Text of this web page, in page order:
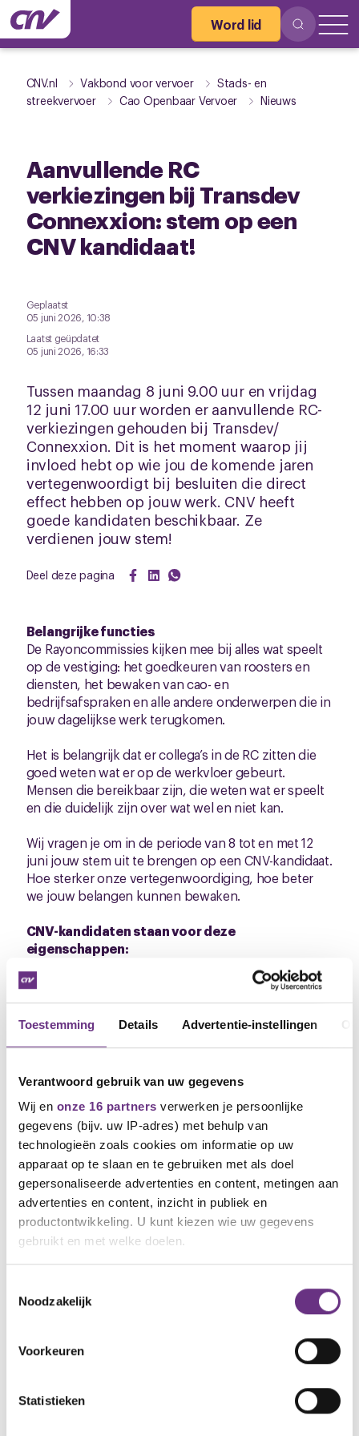
Toestemming Details Advertentie-instellingen
Verantwoord gebruik van uw gegevens
Wij en onze 16 partners verwerken je persoonlijke
gegevens (bijv. uw IP-adres) met behulp van
technologieën zoals cookies om informatie op uw
apparaat op te slaan en te gebruiken met als doel
gepersonaliseerde advertenties en content, metingen aan
advertenties en content, inzicht in publiek en
productontwikkeling. U kunt kiezen wie uw gegevens
gebruikt en met welke doelen.
Informatie verzamelen over uw geografische
Uw apparaat identificeren door het actief te
scannen op specifieke eigenschappen (fingerprinting)
verwerkt en stel uw voorkeuren in het
detailgedeelte in.
Noodzakelijk
Voorkeuren
Statistieken
Word lid
CNV.nl Vakbond voor vervoer
Stads- en
streekvervoer
Cao Openbaar Vervoer Nieuws
Aanvullende RC
verkiezingen bij Transdev
Connexxion: stem op een
CNV kandidaat!
Geplaatst
05 juni 2026, 10:38
Laatst geüpdatet
05 juni 2026, 16:33
Tussen maandag 8 juni 9.00 uur en vrijdag
12 juni 17.00 uur worden er aanvullende RC-
verkiezingen gehouden bij Transdev/
Connexxion. Dit is het moment waarop jij
invloed hebt op wie jou de komende jaren
vertegenwoordigt bij besluiten die direct
effect hebben op jouw werk. CNV heeft
goede kandidaten beschikbaar. Ze
verdienen jouw stem!
Deel deze pagina
Belangrijke functies
De Rayoncommissies kijken mee bij alles wat speelt
op de vestiging: het goedkeuren van roosters en
diensten, het bewaken van cao- en
bedrijfsafspraken en alle andere onderwerpen die in
jouw dagelijkse werk terugkomen.
Het is belangrijk dat er collega’s in de RC zitten die
goed weten wat er op de werkvloer gebeurt.
Mensen die bereikbaar zijn, die weten wat er speelt
en die duidelijk zijn over wat wel en niet kan.
Wij vragen je om in de periode van 8 tot en met 12
juni jouw stem uit te brengen op een CNV-kandidaat.
Hoe sterker onze vertegenwoordiging, hoe beter
we jouw belangen kunnen bewaken.
CNV-kandidaten staan voor deze
eigenschappen:
• snel schakelen wanneer er iets speelt
• problemen oppakken in plaats van doorschuiven
CNV Kandidaten:
Haarlem IJmond:
Walter Beekman en Frank Bos
Amstelveen AML:
Armand Nasibdar en Kevin Naeff
Haarlem AML:
Leo Picavet
Vragen en/of opmerkingen?
Marten Jukema
m.jukema@cnv.nl